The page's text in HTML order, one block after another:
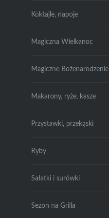
Koktajle, napoje
Magiczna Wielkanoc
Magiczne Bożenarodzenie
Makarony, ryże, kasze
Przystawki, przekąski
Ryby
Sałatki i surówki
Sezon na Grilla